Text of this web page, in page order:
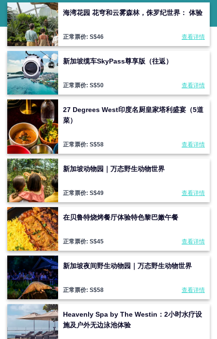
海湾花园 花穹和云雾森林，侏罗纪世界： 体验
正常票价: S$46 查看详情
新加坡缆车SkyPass尊享版（往返）
正常票价: S$50 查看详情
27 Degrees West印度名厨皇家塔利盛宴（5道
菜）
正常票价: S$58 查看详情
新加坡动物园｜万态野生动物世界
正常票价: S$49 查看详情
在贝鲁特烧烤餐厅体验特色黎巴嫩午餐
正常票价: S$45 查看详情
新加坡夜间野生动物园｜万态野生动物世界
正常票价: S$58 查看详情
Heavenly Spa by The Westin：2小时水疗设
施及户外无边泳池体验